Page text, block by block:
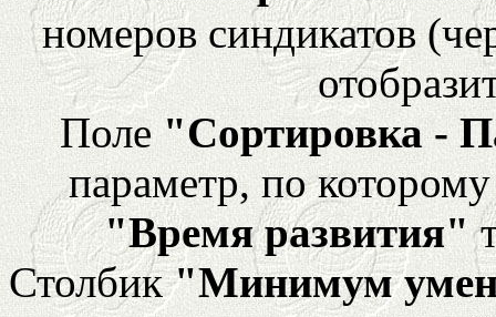
номеров синдикатов
Поле "Сортировка -
параметр, по
"Время развития"
Столбик"Минимум